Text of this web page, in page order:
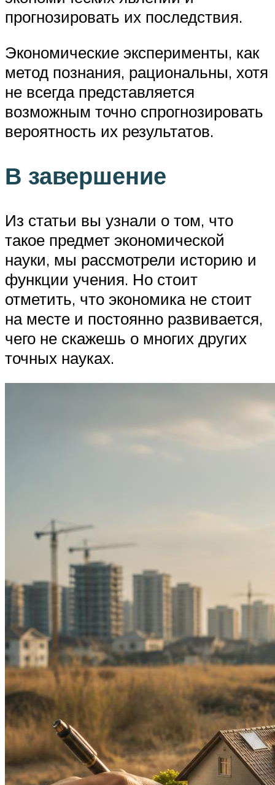
прогнозировать их последствия.
Экономические эксперименты, как
метод познания, рациональны, хотя
не всегда представляется
возможным точно спрогнозировать
вероятность их результатов.
В завершение
Из статьи вы узнали о том, что
такое предмет экономической
науки, мы рассмотрели историю и
функции учения. Но стоит
отметить, что экономика не стоит
на месте и постоянно развивается,
чего не скажешь о многих других
точных науках.